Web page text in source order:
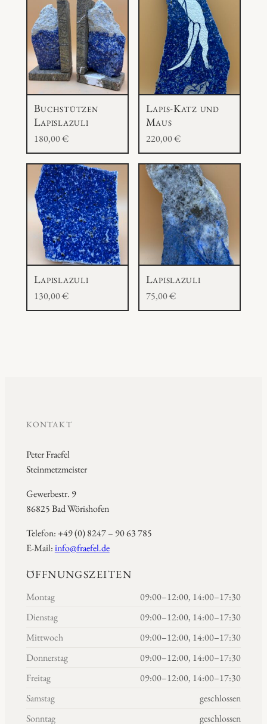
Buchstützen
Lapislazuli
180,00€
Lapis-Katz und
Maus
220,00€
Lapislazuli
130,00€
Lapislazuli
75,00€
KONTAKT
Peter Fraefel
Steinmetzmeister
Gewerbestr. 9
86825 Bad Wörishofen
Telefon: +49 (0) 8247 – 90 63 785
E-Mail:info@fraefel.de
ÖFFNUNGSZEITEN
Montag
09:00–12:00, 14:00–17:30
Dienstag
09:00–12:00, 14:00–17:30
Mittwoch
09:00–12:00, 14:00–17:30
Donnerstag
09:00–12:00, 14:00–17:30
Freitag
09:00–12:00, 14:00–17:30
Samstag
geschlossen
Sonntag
geschlossen